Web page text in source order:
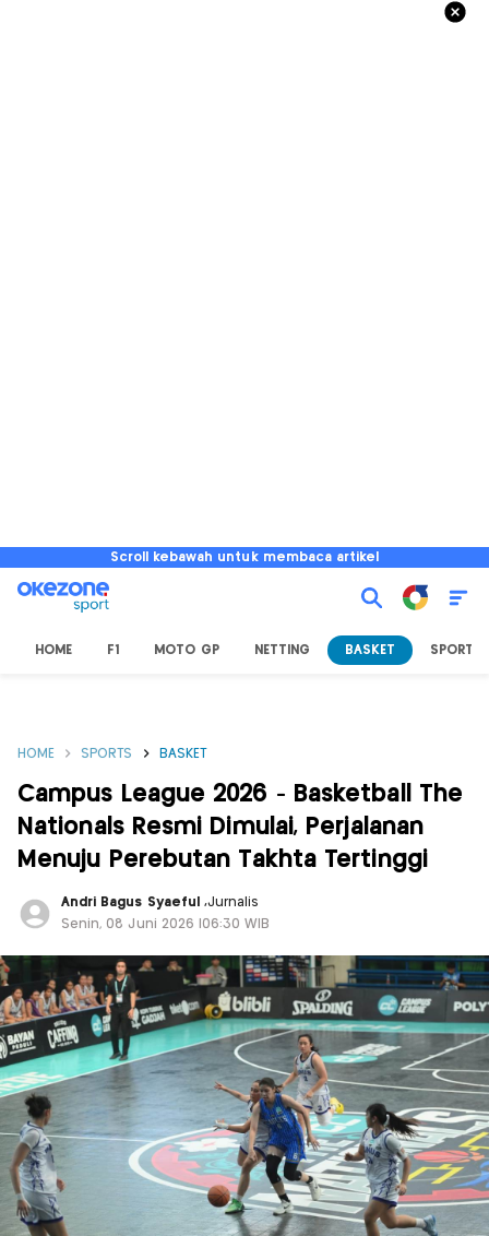
Scroll kebawah untuk membaca artikel
HOME F1 MOTO GP NETTING BASKET SPORT
HOME SPORTS BASKET
Campus League 2026 - Basketball The
Nationals Resmi Dimulai, Perjalanan
Menuju Perebutan Takhta Tertinggi
Andri Bagus Syaeful ,Jurnalis
Senin, 08 Juni 2026 |06:30 WIB